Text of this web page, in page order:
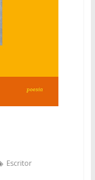
Escritor